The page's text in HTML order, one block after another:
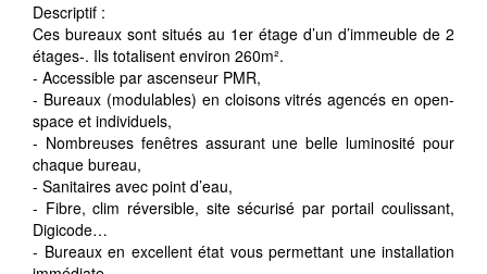
Descriptif :
Ces bureaux sont situés au 1er étage d’un d’immeuble de 2
étages-. Ils totalisent environ 260m².
- Accessible par ascenseur PMR,
- Bureaux (modulables) en cloisons vitrés agencés en open-
space et individuels,
- Nombreuses fenêtres assurant une belle luminosité pour
chaque bureau,
- Sanitaires avec point d’eau,
- Fibre, clim réversible, site sécurisé par portail coulissant,
Digicode…
- Bureaux en excellent état vous permettant une installation